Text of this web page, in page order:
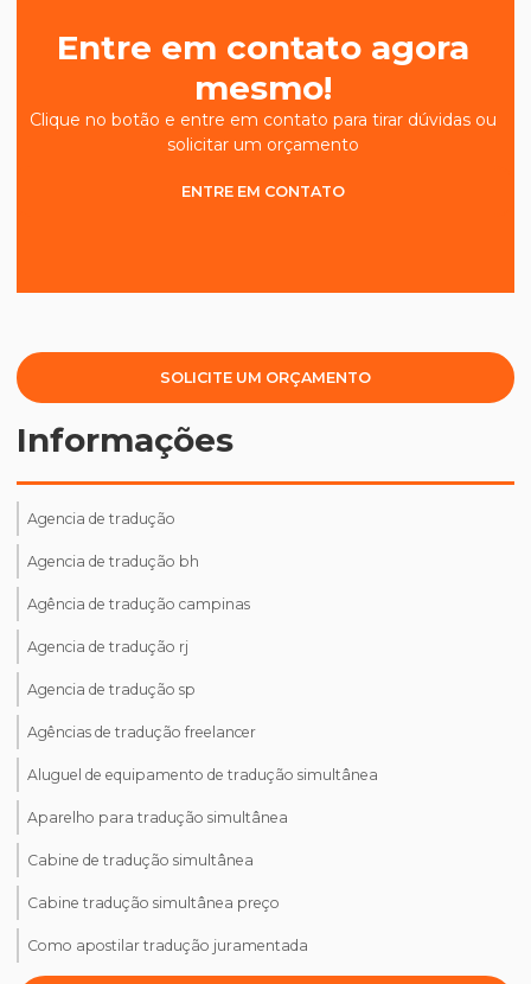
Entre em contato agora
mesmo!
Clique no botão e entre em contato para tirar dúvidas ou
solicitar um orçamento
ENTRE EM CONTATO
SOLICITE UM ORÇAMENTO
Informações
Agencia de tradução
Agencia de tradução bh
Agência de tradução campinas
Agencia de tradução rj
Agencia de tradução sp
Agências de tradução freelancer
Aluguel de equipamento de tradução simultânea
Aparelho para tradução simultânea
Cabine de tradução simultânea
Cabine tradução simultânea preço
Como apostilar tradução juramentada